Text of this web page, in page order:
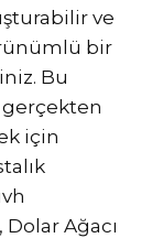
ve
bir
Bu
gerçekten
için
Ağacı